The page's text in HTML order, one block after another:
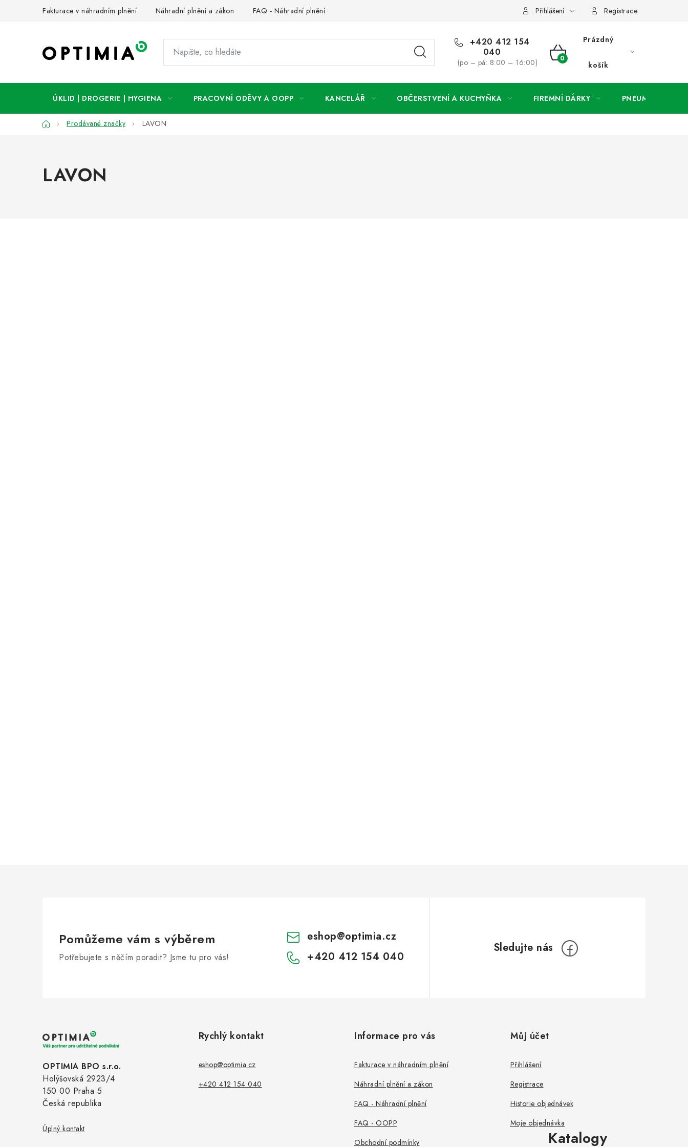
Fakturace v náhradním plnění Náhradní plnění a zákon FAQ - Náhradní plnění Podmínky ochrany osobních údajů O společnosti a
Přihlášení Registrace
+420 412 154
040
(po – pá: 8:00 – 16:00)
NÁKUPNÍ
KOŠÍK
Prázdný
košík
ÚKLID | DROGERIE | HYGIENA PRACOVNÍ ODĚVY A OOPP KANCELÁŘ OBČERSTVENÍ A KUCHYŇKA FIREMNÍ DÁRKY PNEUMATIKY
DomůProdávané značky LAVON
LAVON
Pomůžeme vám s výběrem
Potřebujete s něčím poradit? Jsme tu pro vás!
eshop@optimia.cz
+420 412 154 040
OPTIMIA BPO s.r.o.
Holýšovská 2923/4
150 00 Praha 5
Česká republika
Úplný kontakt
Rychlý kontakt
eshop@optimia.cz
+420 412 154 040
Informace pro vás
Fakturace v náhradním plnění
Náhradní plnění a zákon
FAQ - Náhradní plnění
FAQ - OOPP
Obchodní podmínky
Můj účet
Přihlášení
Registrace
Historie objednávek
Moje objednávka
Katalogy